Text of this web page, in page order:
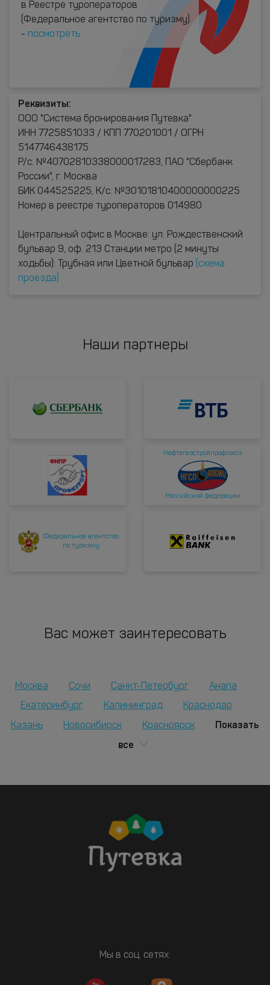
в Реестре туроператоров
(Федеральное агентство по туризму)
- посмотреть
Реквизиты:
ООО "Система бронирования Путевка"
ИНН 7725851033 / КПП 770201001 / ОГРН
5147746438175
Р/с. №40702810338000017283, ПАО "Сбербанк
России", г. Москва
БИК 044525225, К/с. №30101810400000000225
Номер в реестре туроператоров 014980
Центральный офис в Москве: ул. Рождественский
бульвар 9, оф. 213 Станции метро (2 минуты
ходьбы): Трубная или Цветной бульвар
(схема
проезда)
Наши партнеры
Нефтегазстройпрофсоюз
Российской федерации
Федеральное агентство
по туризму
Вас может заинтересовать
Москва Сочи Санкт-Петербург
Анапа
Екатеринбург
Калининград Краснодар
Казань Новосибирск Красноярск
Показать
все
Мы в соц. сетях: